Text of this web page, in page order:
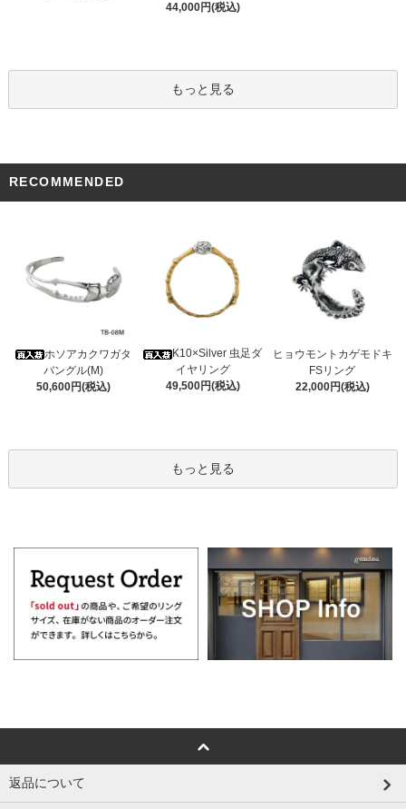
44,000円(税込)
もっと見る
RECOMMENDED
ホソアカクワガタ
バングル(M)
50,600円(税込)
K10×Silver 虫足ダ
イヤリング
49,500円(税込)
ヒョウモントカゲモドキ
FSリング
22,000円(税込)
もっと見る
返品について